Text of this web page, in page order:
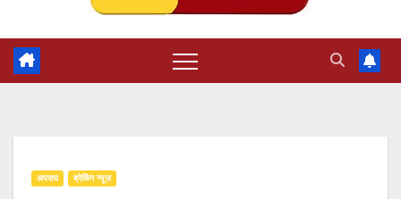
अपराध ब्रेकिंग न्यूज़